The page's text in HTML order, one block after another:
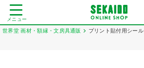
メニュー
世界堂 画材・額縁・文房具通販 プリント貼付用シール